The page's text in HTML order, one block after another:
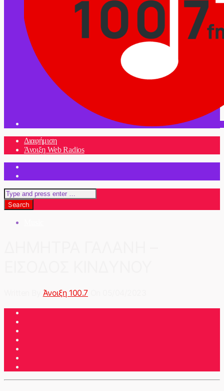
Διαφήμιση
Άνοιξη Web Radios
Άνοιξη 100.7On 05/04/2023